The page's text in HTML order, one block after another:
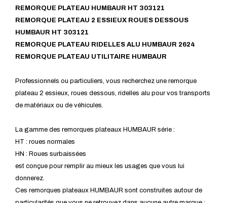
REMORQUE PLATEAU HUMBAUR HT 303121
REMORQUE PLATEAU 2 ESSIEUX ROUES DESSOUS
HUMBAUR HT 303121
REMORQUE PLATEAU RIDELLES ALU HUMBAUR 2624
REMORQUE PLATEAU UTILITAIRE HUMBAUR
Professionnels ou particuliers, vous recherchez une remorque
plateau 2 essieux, roues dessous, ridelles alu pour vos transports
de matériaux ou de véhicules.
La gamme des remorques plateaux HUMBAUR série :
HT : roues normales
HN : Roues surbaissées
est conçue pour remplir au mieux les usages que vous lui
donnerez.
Ces remorques plateaux HUMBAUR sont construites autour de